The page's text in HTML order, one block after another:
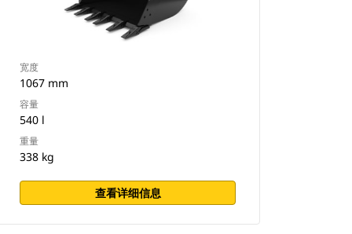
宽度
1067 mm
容量
540 l
重量
338 kg
查看详细信息